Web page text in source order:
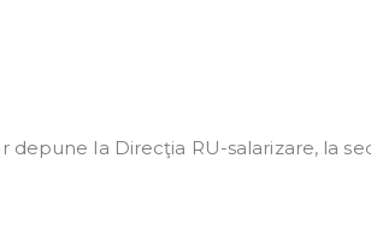
depune la Direcţia RU-salarizare, la